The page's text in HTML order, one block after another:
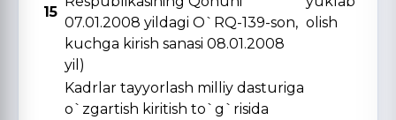
15
07.01.2008 yildagi O`RQ-139-son,
kuchga kirish sanasi 08.01.2008
yil)
olish
Kadrlar tayyorlash milliy dasturiga
o`zgartish kiritish to`g`risida